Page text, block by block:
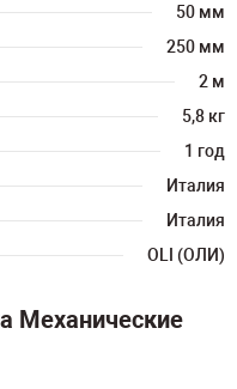
50 мм
250 мм
2 м
5,8 кг
1 год
Италия
Италия
OLI (ОЛИ)
Механические